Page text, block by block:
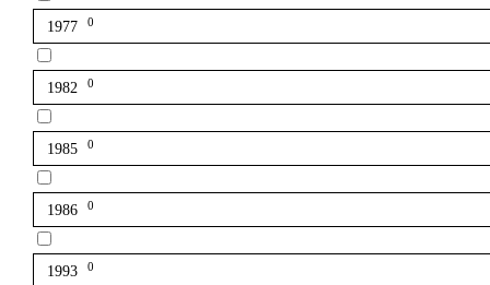
1977 0
1982 0
1985 0
1986 0
1993 0